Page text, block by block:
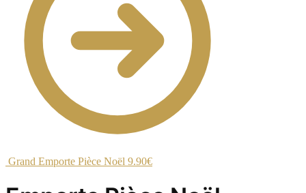
Grand Emporte Pièce Noël 9.90€